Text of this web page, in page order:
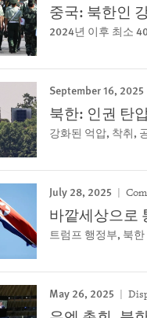
중국: 북한인
2024년 이후 최소
September 16, 2025
북한: 인권 탄
강화된 억압, 착취,
July 28, 2025
바깥세상으로
트럼프 행정부, 북
May 26, 2025